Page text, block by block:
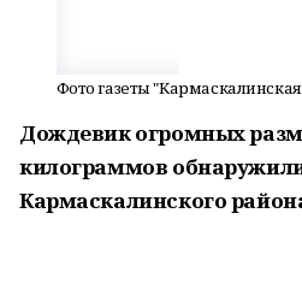
Фото газеты
Дождевик огромных
килограммов
Кармаскалинского